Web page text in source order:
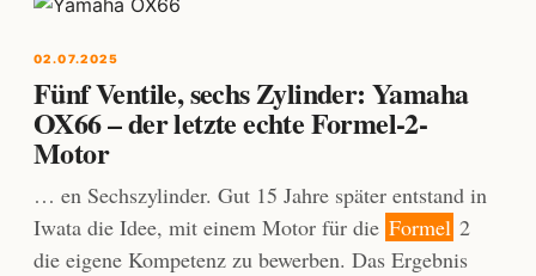
02.07.2025
Fünf Ventile, sechs Zylinder: Yamaha
OX66 – der letzte echte Formel-2-
Motor
… en Sechszylinder. Gut 15 Jahre später entstand in
Iwata die Idee, mit einem Motor für die Formel 2
die eigene Kompetenz zu bewerben. Das Ergebnis